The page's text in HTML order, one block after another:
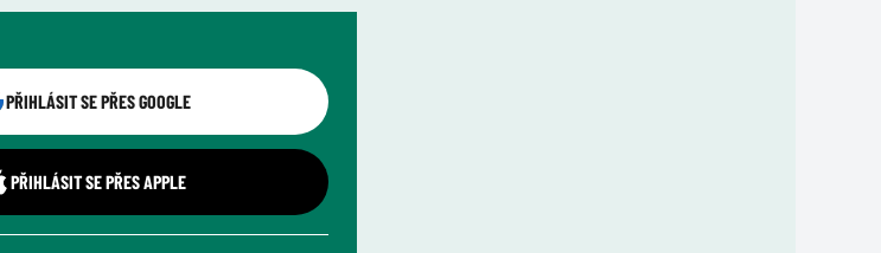
PŘIHLÁSIT SE PŘES GOOGLE
PŘIHLÁSIT SE PŘES APPLE